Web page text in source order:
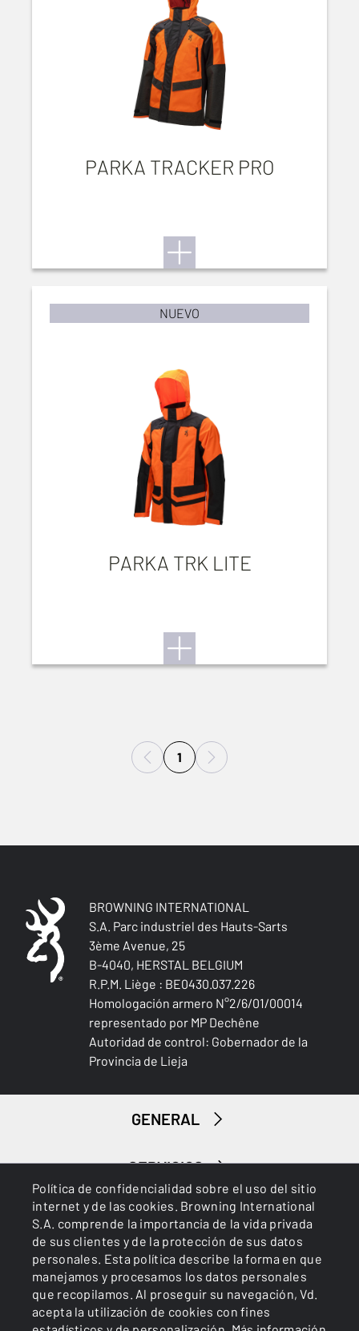
Política de confidencialidad sobre el uso del sitio
internet y de las cookies. Browning International
S.A. comprende la importancia de la vida privada
de sus clientes y de la protección de sus datos
personales. Esta política describe la forma en que
manejamos y procesamos los datos personales
que recopilamos. Al proseguir su navegación, Vd.
acepta la utilización de cookies con fines
PARKA TRACKER PRO
NUEVO
PARKA TRK LITE
1
BROWNING INTERNATIONAL
S.A. Parc industriel des Hauts-Sarts
3ème Avenue, 25
B-4040, HERSTAL BELGIUM
R.P.M. Liège : BE0430.037.226
Homologación armero N°2/6/01/00014
representado por MP Dechêne
Autoridad de control: Gobernador de la
Provincia de Lieja
GENERAL
SERVICIOS
Cookies Política de privacidad